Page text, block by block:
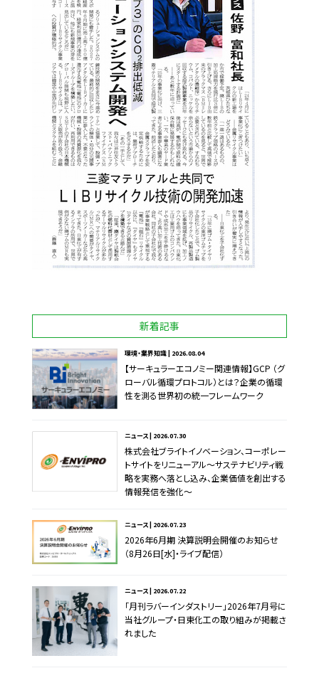
新着記事
環境・業界知識 | 2026.08.04
【サーキュラーエコノミー関連情報】GCP （グ
ローバル循環プロトコル）とは？企業の循環
性を測る世界初の統一フレームワーク
ニュース | 2026.07.30
株式会社ブライトイノベーション、コーポレー
トサイトをリニューアル～サステナビリティ戦
略を実務へ落とし込み、企業価値を創出する
情報発信を強化～
ニュース | 2026.07.23
2026年6月期 決算説明会開催のお知らせ
（8月26日[水]・ライブ配信）
ニュース | 2026.07.22
「月刊ラバーインダストリー」2026年7月号に
当社グループ・日東化工の取り組みが掲載さ
れました